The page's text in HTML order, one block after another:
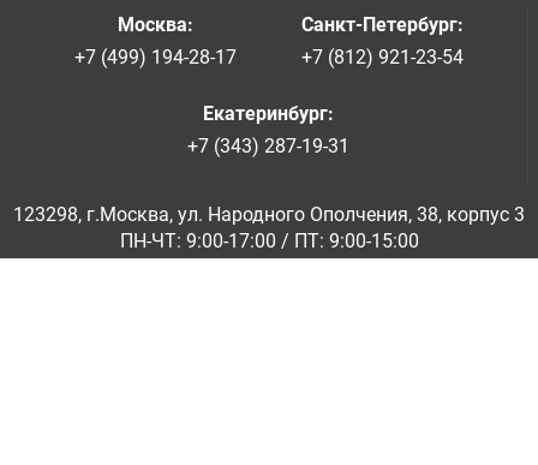
Москва:
+7 (499) 194-28-17
Санкт-Петербург:
+7 (812) 921-23-54
Екатеринбург:
+7 (343) 287-19-31
123298, г.Москва, ул. Народного Ополчения, 38, корпус 3
ПН-ЧТ: 9:00-17:00 / ПТ: 9:00-15:00